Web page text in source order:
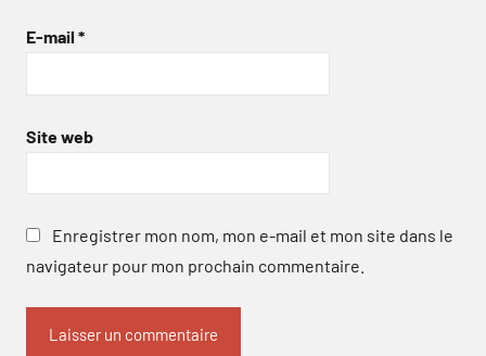
E-mail *
Site web
Enregistrer mon nom, mon e-mail et mon site dans le
navigateur pour mon prochain commentaire.